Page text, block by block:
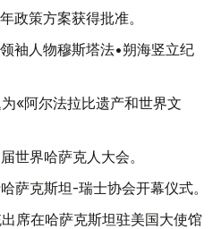
政策方案获得批准。
袖人物穆斯塔法•朔海竖立纪
«阿尔法拉比遗产和世界文
世界哈萨克人大会。
萨克斯坦-瑞士协会开幕仪式。
席在哈萨克斯坦驻美国大使馆